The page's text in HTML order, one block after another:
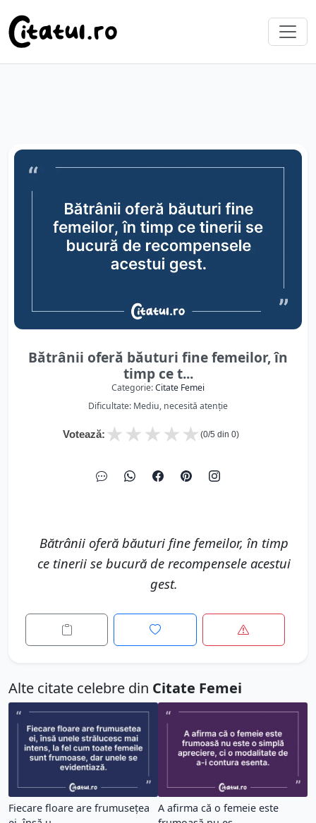
Bătrânii oferă băuturi fine femeilor, în
timp ce t...
Categorie:Citate Femei
Dificultate: Mediu, necesită atenție
Votează: ★
★
★
★
★ (0/5 din 0)
Bătrânii oferă băuturi fine femeilor, în timp
ce tinerii se bucură de recompensele acestui
gest.
Alte citate celebre din Citate Femei
Fiecare floare are frumusețea
A afirma că o femeie este